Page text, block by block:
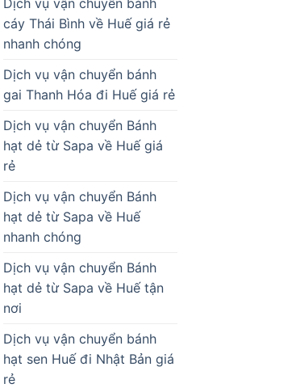
cáy Thái Bình về Huế giá rẻ
nhanh chóng
Dịch vụ vận chuyển bánh
gai Thanh Hóa đi Huế giá rẻ
Dịch vụ vận chuyển Bánh
hạt dẻ từ Sapa về Huế giá
rẻ
Dịch vụ vận chuyển Bánh
hạt dẻ từ Sapa về Huế
nhanh chóng
Dịch vụ vận chuyển Bánh
hạt dẻ từ Sapa về Huế tận
nơi
Dịch vụ vận chuyển bánh
hạt sen Huế đi Nhật Bản giá
rẻ